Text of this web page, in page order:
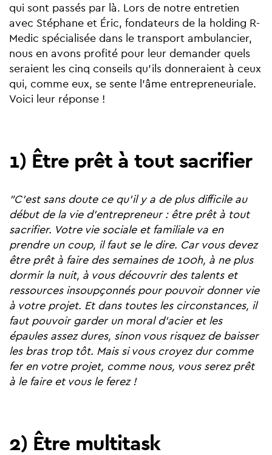
qui sont passés par là. Lors de notre entretien
avec Stéphane et Éric, fondateurs de la holding R-
Medic spécialisée dans le transport ambulancier,
nous en avons profité pour leur demander quels
seraient les cinq conseils qu'ils donneraient à ceux
qui, comme eux, se sente l'âme entrepreneuriale.
Voici leur réponse !
1) Être prêt à tout sacrifier
"C'est sans doute ce qu'il y a de plus difficile au
début de la vie d'entrepreneur : être prêt à tout
sacrifier. Votre vie sociale et familiale va en
prendre un coup, il faut se le dire. Car vous devez
être prêt à faire des semaines de 100h, à ne plus
dormir la nuit, à vous découvrir des talents et
ressources insoupçonnés pour pouvoir donner vie
à votre projet. Et dans toutes les circonstances, il
faut pouvoir garder un moral d'acier et les
épaules assez dures, sinon vous risquez de baisser
les bras trop tôt. Mais si vous croyez dur comme
fer en votre projet, comme nous, vous serez prêt
à le faire et vous le ferez !
2) Être multitask